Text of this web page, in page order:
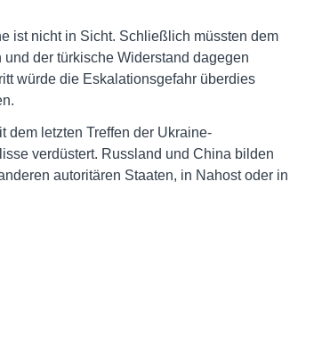
ist nicht in Sicht. Schließlich müssten dem
der türkische Widerstand dagegen
würde die Eskalationsgefahr überdies
dem letzten Treffen der Ukraine-
verdüstert. Russland und China bilden
autoritären Staaten, in Nahost oder in